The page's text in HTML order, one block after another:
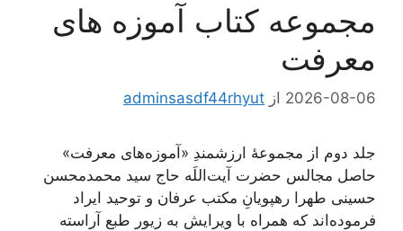
مجموعه کتاب آموزه های
معرفت
2026-08-06 از adminsasdf44rhyut
جلد دوم از مجموعۀ ارزشمندِ «آموزه‌های معرفت»
حاصل مجالس حضرت آیت‌اللَه حاج سید محمدمحسن
حسینی طهرا رهپویانِ مکتب عرفان و توحید ایراد
فرموده‌اند که همراه با ویرایش به زیور طبع آراسته